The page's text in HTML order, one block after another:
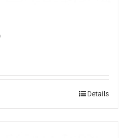
Details